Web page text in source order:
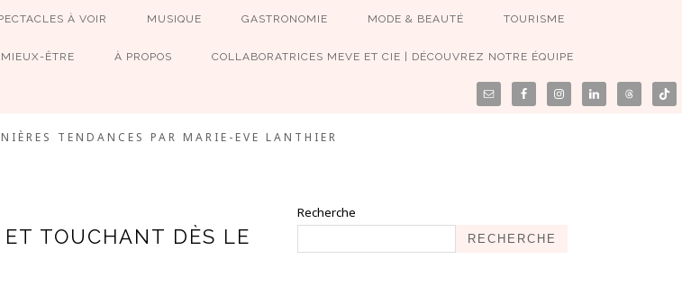
À VOIR MUSIQUE GASTRONOMIE MODE & BEAUTÉ TOURISME
ÊTRE À PROPOS COLLABORATRICES MEVE ET CIE | DÉCOUVREZ NOTRE ÉQUIPE
TENDANCES PAR MARIE-EVE LANTHIER
TOUCHANT DÈS LE
Recherche
RECHERCHE